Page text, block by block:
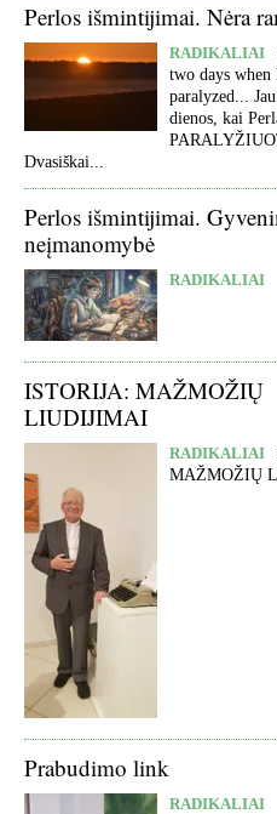
Perlos išmintijimai. Nėra
RADIKALIAI
two days
paralyzed...
dienos, kai
Dvasiškai...
Perlos išmintijimai.
neįmanomybė
RADIKALIAI
ISTORIJA: MAŽMOŽIŲ
LIUDIJIMAI
RADIKALIAI
MAŽMOŽIŲ
Prabudimo link
RADIKALIAI